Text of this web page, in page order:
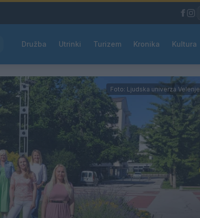
Družba Utrinki Turizem Kronika Kultura
Foto: Ljudska univerza Velenje